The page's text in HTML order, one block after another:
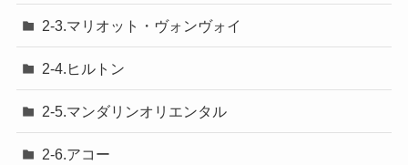
2-3.マリオット・ヴォンヴォイ
2-4.ヒルトン
2-5.マンダリンオリエンタル
2-6.アコー